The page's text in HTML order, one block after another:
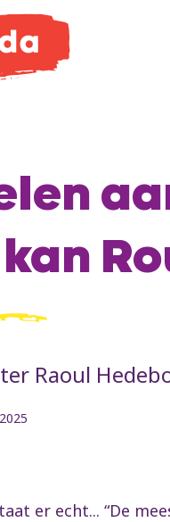
Raoul
er echt... “De